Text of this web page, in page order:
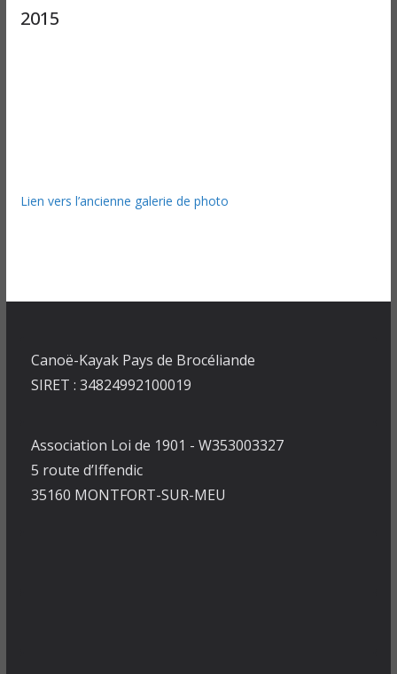
2015
Lien vers l’ancienne galerie de photo
Canoë-Kayak Pays de Brocéliande
SIRET : 34824992100019
Association Loi de 1901 - W353003327
5 route d’Iffendic
35160 MONTFORT-SUR-MEU